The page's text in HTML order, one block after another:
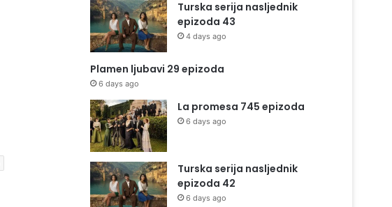
Turska serija nasljednik
epizoda 43
4 days ago
Plamen ljubavi 29 epizoda
6 days ago
La promesa 745 epizoda
6 days ago
Turska serija nasljednik
epizoda 42
6 days ago